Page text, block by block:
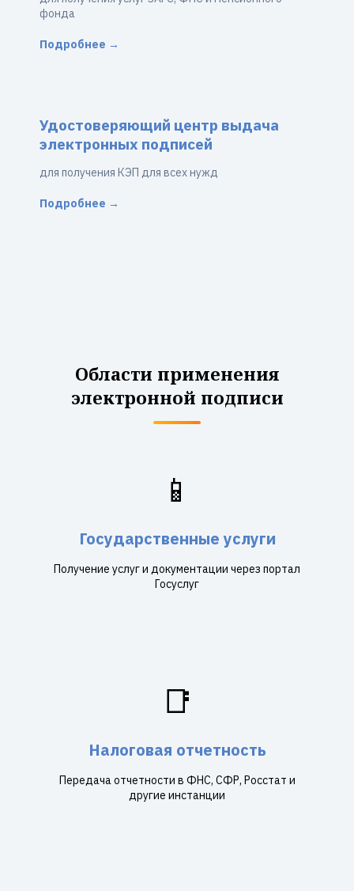
фонда
Подробнее →
Удостоверяющий центр выдача
электронных подписей
для получения КЭП для всех нужд
Подробнее →
Области применения
электронной подписи
📱
Государственные услуги
Получение услуг и документации через портал
Госуслуг
📑
Налоговая отчетность
Передача отчетности в ФНС, СФР, Росстат и
другие инстанции